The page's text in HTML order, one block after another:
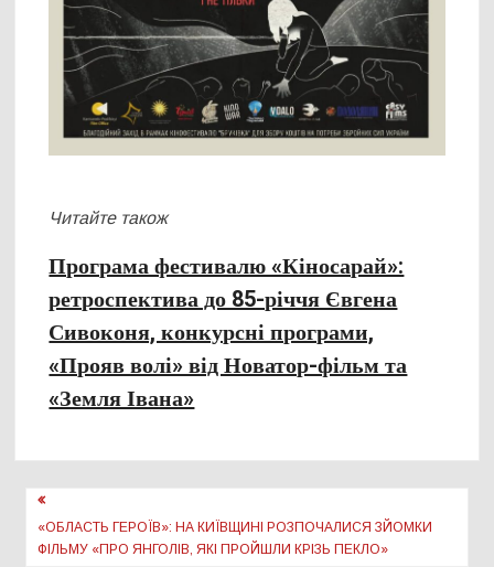
Читайте також
Програма фестивалю «Кіносарай»:
ретроспектива до 85-річчя Євгена
Сивоконя, конкурсні програми,
«Прояв волі» від Новатор-фільм та
«Земля Івана»
Навігація
записів
«ОБЛАСТЬ ГЕРОЇВ»: НА КИЇВЩИНІ РОЗПОЧАЛИСЯ ЗЙОМКИ
ФІЛЬМУ «ПРО ЯНГОЛІВ, ЯКІ ПРОЙШЛИ КРІЗЬ ПЕКЛО»